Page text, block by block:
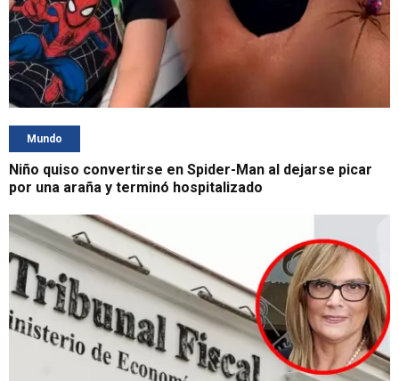
Mundo
Niño quiso convertirse en Spider-Man al dejarse picar
por una araña y terminó hospitalizado